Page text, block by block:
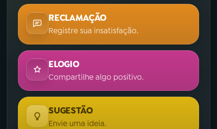
RECLAMAÇÃO
Registre sua insatisfação.
ELOGIO
Compartilhe algo positivo.
SUGESTÃO
Envie uma ideia.